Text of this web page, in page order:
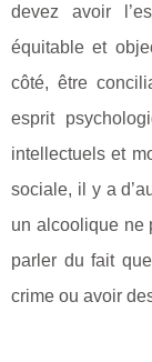
devez avoir
équitable et
côté, être
esprit
intellectuels et
sociale, il y a
un alcoolique ne
parler du fait
crime ou avoir